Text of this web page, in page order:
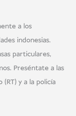
a los
indonesias.
particulares,
Preséntate a las
y a la policía